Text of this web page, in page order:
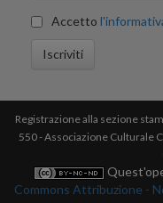
Accetto
Iscriviti
Registrazione alla sezione
550 - Associazione Culturale
Commons Attribuzione -